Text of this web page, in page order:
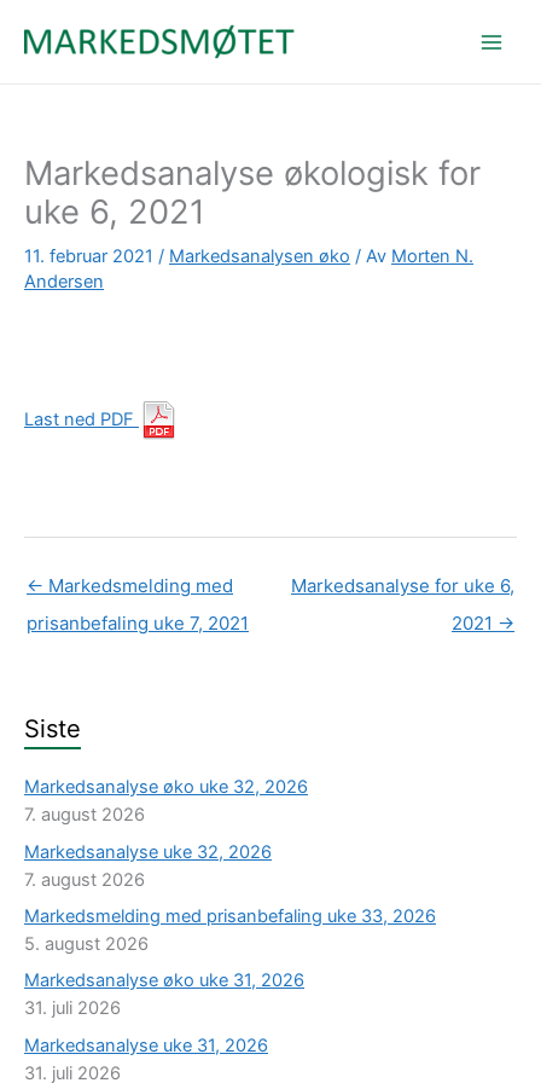
Markedsanalyse økologisk for
uke 6, 2021
11. februar 2021 / Markedsanalysen øko / Av Morten N.
Andersen
Last ned PDF
← Markedsmelding med
prisanbefaling uke 7, 2021
Markedsanalyse for uke 6,
2021 →
Siste
Markedsanalyse øko uke 32, 2026
7. august 2026
Markedsanalyse uke 32, 2026
7. august 2026
Markedsmelding med prisanbefaling uke 33, 2026
5. august 2026
Markedsanalyse øko uke 31, 2026
31. juli 2026
Markedsanalyse uke 31, 2026
31. juli 2026